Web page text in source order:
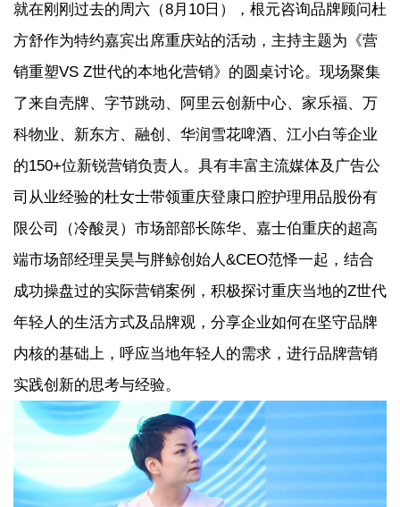
就在刚刚过去的周六（8月10日），根元咨询品牌顾问杜
方舒作为特约嘉宾出席重庆站的活动，主持主题为《营
销重塑VS Z世代的本地化营销》的圆桌讨论。现场聚集
了来自壳牌、字节跳动、阿里云创新中心、家乐福、万
科物业、新东方、融创、华润雪花啤酒、江小白等企业
的150+位新锐营销负责人。具有丰富主流媒体及广告公
司从业经验的杜女士带领重庆登康口腔护理用品股份有
限公司（冷酸灵）市场部部长陈华、嘉士伯重庆的超高
端市场部经理吴昊与胖鲸创始人&CEO范怿一起，结合
成功操盘过的实际营销案例，积极探讨重庆当地的Z世代
年轻人的生活方式及品牌观，分享企业如何在坚守品牌
内核的基础上，呼应当地年轻人的需求，进行品牌营销
实践创新的思考与经验。